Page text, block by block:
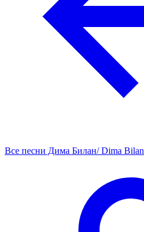
Все песни Дима Билан/ Dima Bilan